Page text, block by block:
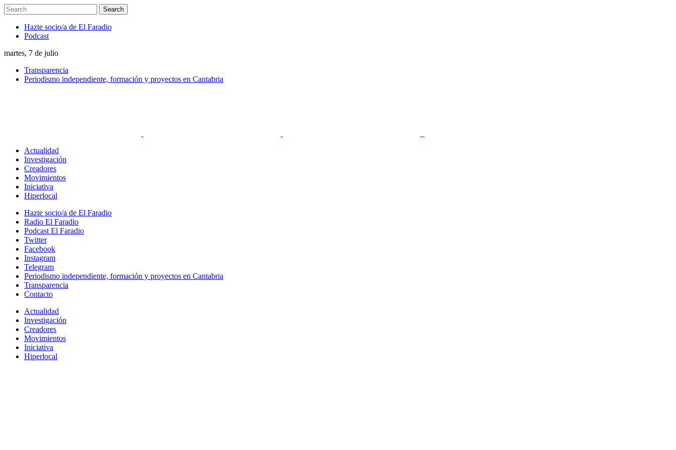
Hazte socio/a de El Faradio
Podcast
martes, 7 de julio
Transparencia
Periodismo independiente, formación y proyectos en Cantabria
Actualidad
Investigación
Creadores
Movimientos
Iniciativa
Hiperlocal
Hazte socio/a de El Faradio
Radio El Faradio
Podcast El Faradio
Twitter
Facebook
Instagram
Telegram
Periodismo independiente, formación y proyectos en Cantabria
Transparencia
Contacto
Actualidad
Investigación
Creadores
Movimientos
Iniciativa
Hiperlocal